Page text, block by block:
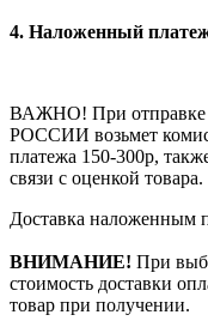
4. Наложенный
ВАЖНО! При
РОССИИ возьмет
платежа 150-300р,
связи с оценкой товара.
Доставка наложенным
ВНИМАНИЕ! При
стоимость доставки
товар при получении.